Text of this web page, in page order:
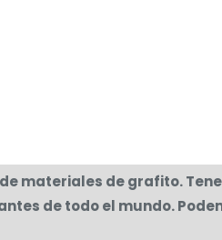
materiales de grafito.
de todo el mundo.